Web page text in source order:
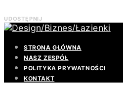
UDOSTĘPNIJ
STRONA GŁÓWNA
NASZ ZESPÓŁ
POLITYKA PRYWATNOŚCI
KONTAKT